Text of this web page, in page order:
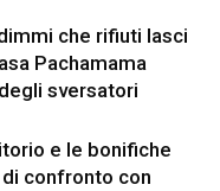
che rifiuti lasci
Pachamama
sversatori
e le bonifiche
confronto con